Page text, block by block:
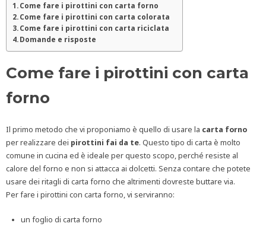
Come fare i pirottini con carta forno
Come fare i pirottini con carta colorata
Come fare i pirottini con carta riciclata
Domande e risposte
Come fare i pirottini con carta
forno
Il primo metodo che vi proponiamo è quello di usare la carta forno
per realizzare dei pirottini fai da te. Questo tipo di carta è molto
comune in cucina ed è ideale per questo scopo, perché resiste al
calore del forno e non si attacca ai dolcetti. Senza contare che potete
usare dei ritagli di carta forno che altrimenti dovreste buttare via.
Per fare i pirottini con carta forno, vi serviranno:
un foglio di carta forno